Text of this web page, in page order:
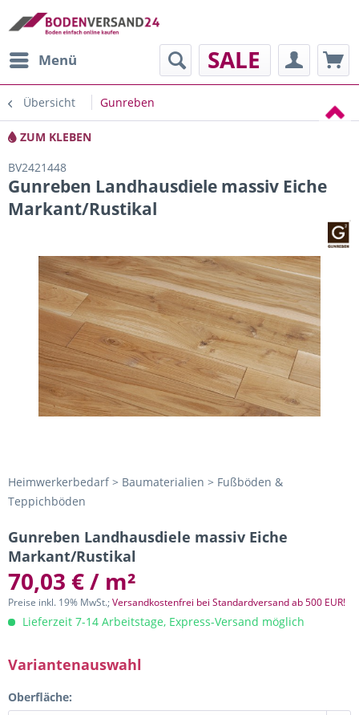
Menü SALE
Übersicht Gunreben
ZUM KLEBEN
BV2421448
Gunreben Landhausdiele massiv Eiche
Markant/Rustikal
Heimwerkerbedarf > Baumaterialien > Fußböden &
Teppichböden
Gunreben Landhausdiele massiv Eiche
Markant/Rustikal
70,03 € / m²
Preise inkl. 19% MwSt.;Versandkostenfrei bei Standardversand ab 500 EUR!
Lieferzeit 7-14 Arbeitstage, Express-Versand möglich
Variantenauswahl
Oberfläche: